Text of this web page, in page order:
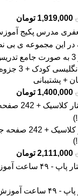
1,919,000 تومان
18 ساعت
1,400,000 تومان
2,111,000 تومان
آموزش خوانندگی و گیتار